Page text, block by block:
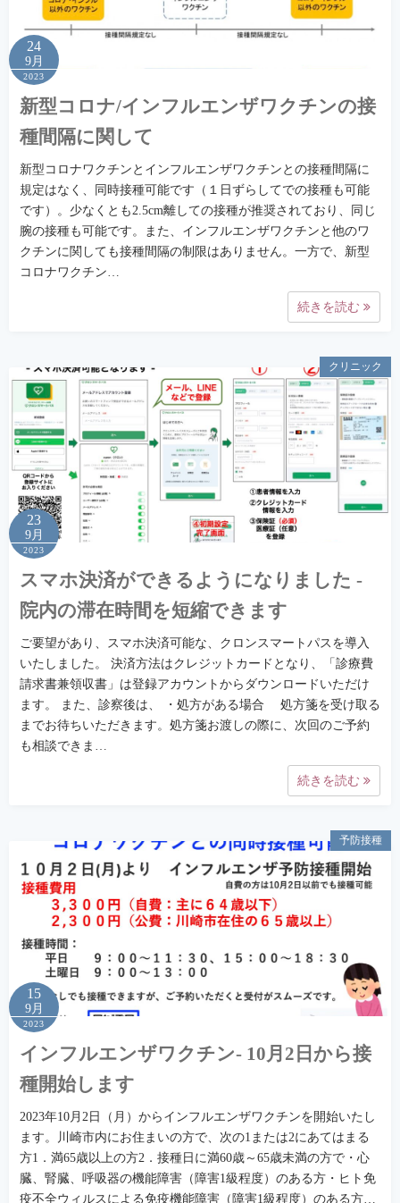
24
9月
2023
新型コロナ/インフルエンザワクチンの接
種間隔に関して
新型コロナワクチンとインフルエンザワクチンとの接種間隔に
規定はなく、同時接種可能です（１日ずらしてでの接種も可能
です）。少なくとも2.5cm離しての接種が推奨されており、同じ
腕の接種も可能です。また、インフルエンザワクチンと他のワ
クチンに関しても接種間隔の制限はありません。一方で、新型
コロナワクチン…
続きを読む
クリニック
23
9月
2023
スマホ決済ができるようになりました -
院内の滞在時間を短縮できます
ご要望があり、スマホ決済可能な、クロンスマートパスを導入
いたしました。 決済方法はクレジットカードとなり、「診療費
請求書兼領収書」は登録アカウントからダウンロードいただけ
ます。 また、診察後は、 ・処方がある場合 処方箋を受け取る
までお待ちいただきます。処方箋お渡しの際に、次回のご予約
も相談できま…
続きを読む
予防接種
15
9月
2023
インフルエンザワクチン- 10月2日から接
種開始します
2023年10月2日（月）からインフルエンザワクチンを開始いたし
ます。川崎市内にお住まいの方で、次の1または2にあてはまる
方1．満65歳以上の方2．接種日に満60歳～65歳未満の方で・心
臓、腎臓、呼吸器の機能障害（障害1級程度）のある方・ヒト免
疫不全ウィルスによる免疫機能障害（障害1級程度）のある方…